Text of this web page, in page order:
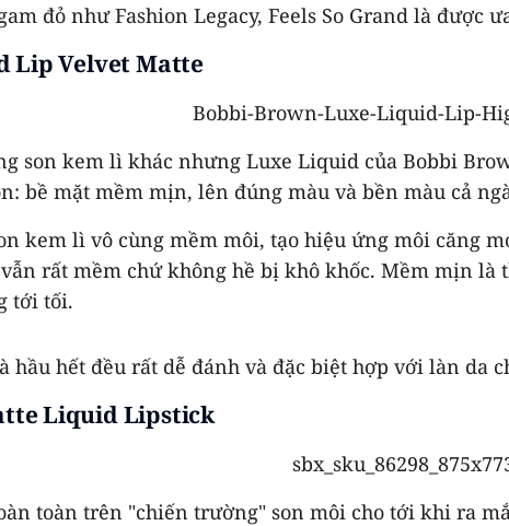
đỏ như Fashion Legacy, Feels So Grand là được
Lip Velvet Matte
son kem lì khác nhưng Luxe Liquid của Bobbi
bề mặt mềm mịn, lên đúng màu và bền màu cả
kem lì vô cùng mềm môi, tạo hiệu ứng môi căng
rất mềm chứ không hề bị khô khốc. Mềm mịn
tới tối.
hầu hết đều rất dễ đánh và đặc biệt hợp với làn da
Liquid Lipstick
toàn trên "chiến trường" son môi cho tới khi ra